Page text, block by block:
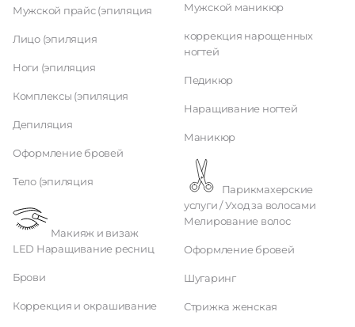
Мужской прайс (эпиляция
Лицо (эпиляция
Ноги (эпиляция
Комплексы (эпиляция
Депиляция
Оформление бровей
Тело (эпиляция
Макияж и визаж
LED Наращивание ресниц
Брови
Коррекция и окрашивание
Мужской маникюр
коррекция нарощенных
ногтей
Педикюр
Наращивание ногтей
Маникюр
услуги / Уход за волосами
Мелирование волос
Оформление бровей
Шугаринг
Стрижка женская